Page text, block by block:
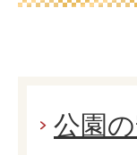
公園